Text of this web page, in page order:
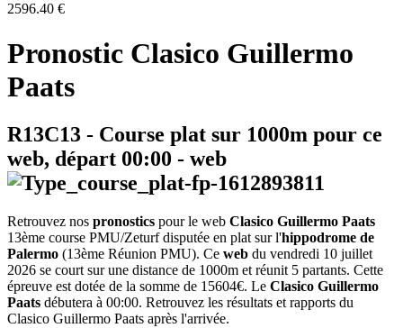
2596.40 €
Pronostic Clasico Guillermo
Paats
R13C13 - Course plat sur 1000m pour ce
web, départ 00:00 - web
Retrouvez nos pronostics pour le web Clasico Guillermo Paats
13ème course PMU/Zeturf disputée en plat sur l'hippodrome de
Palermo (13ème Réunion PMU). Ce web du vendredi 10 juillet
2026 se court sur une distance de 1000m et réunit 5 partants. Cette
épreuve est dotée de la somme de 15604€. Le Clasico Guillermo
Paats débutera à 00:00. Retrouvez les résultats et rapports du
Clasico Guillermo Paats après l'arrivée.